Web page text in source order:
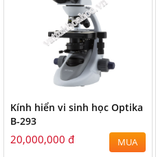
Kính hiển vi sinh học Optika
B-293
20,000,000 đ MUA